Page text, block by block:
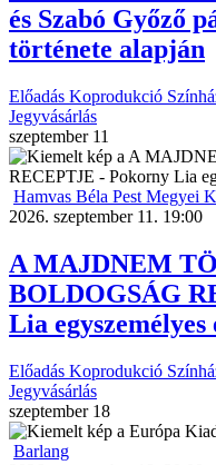
és Szabó Győző
története alapján
Előadás Koprodukció
Jegyvásárlás
szeptember 11
Hamvas Béla Pest Megyei
2026. szeptember 11. 19:00
A MAJDNEM
BOLDOGSÁG
Lia egyszemélyes
Előadás Koprodukció
Jegyvásárlás
szeptember 18
Barlang